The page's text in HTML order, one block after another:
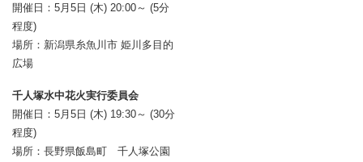
開催日：5月5日 (木) 20:00～ (5分
程度)
場所：新潟県糸魚川市 姫川多目的
広場
千人塚水中花火実行委員会
開催日：5月5日 (木) 19:30～ (30分
程度)
場所：長野県飯島町 千人塚公園